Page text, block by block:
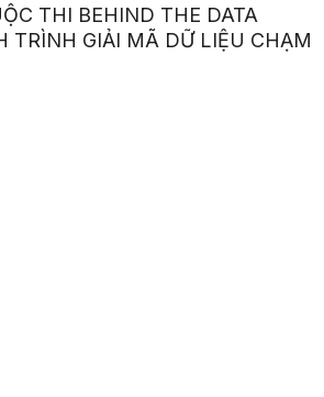
THI BEHIND THE DATA
TRÌNH GIẢI MÃ DỮ LIỆU CHẠM